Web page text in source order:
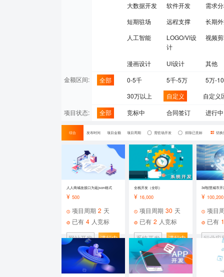
大数据开发 软件开发
需求
短期驻场
远程支撑
长期
人工智能
LOGO/VI设
计
视频
漫画设计 UI设计
其他
金额区间:
全部 0-5千 5千-5万
5万-
30万以上
自定义
自定义
项目状态:
全部 竞标中 合同签订 进行中
综合 发布时间 项目金额 项目周期 需驻场开发 排除已竞标 切换
人人商城改接口为返json格式
¥ 500
项目周期 2 天
已有 4人竞标
网站开发
进行中
全栈开发（全职）
¥ 16,000
项目周期 30 天
已有 2 人竞标
系统开发
进行中
3d智慧城市开
¥ 100,200
项目
已有
行业应